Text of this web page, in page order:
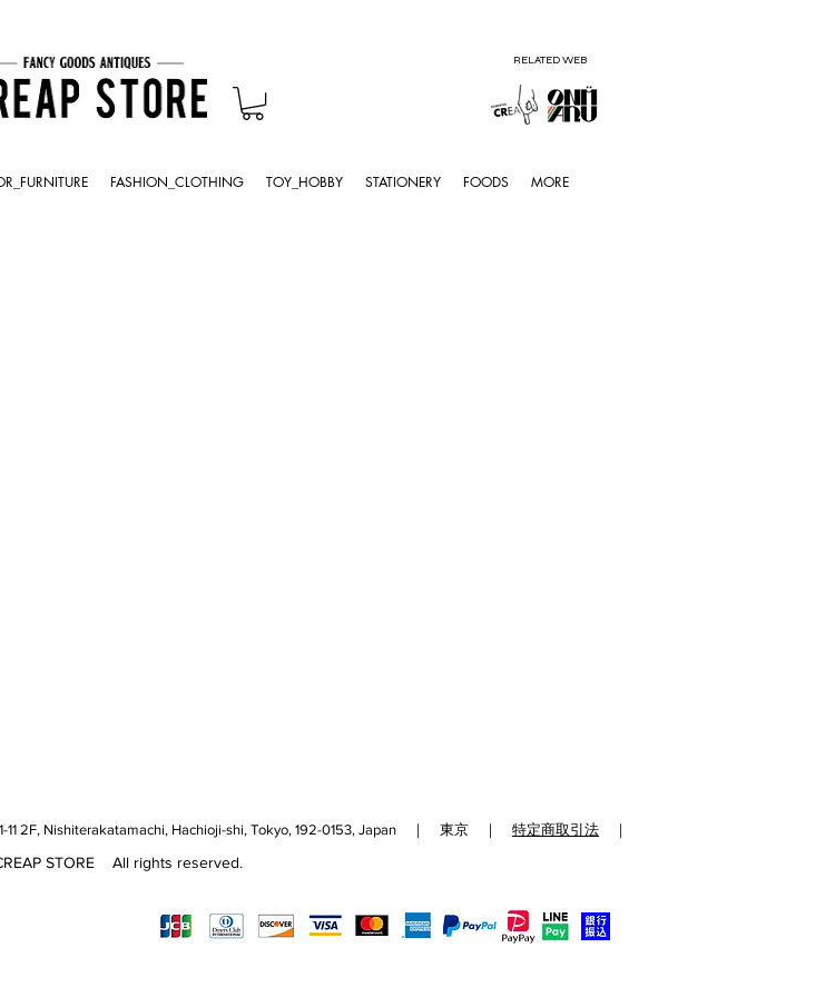
RELATED WEB
FASHION_CLOTHING TOY_HOBBY STATIONERY FOODS MORE
Nishiterakatamachi, Hachioji-shi, Tokyo, 192-0153, Japan ｜ 東京 ｜ 特定商取引法 ｜
STORE All rights reserved.